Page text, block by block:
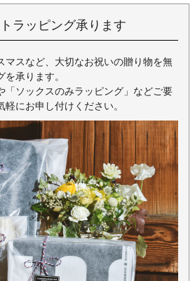
ラッピング承ります
マスなど、大切なお祝いの贈り物を無
承ります。
「ソックスのみラッピング」などご要
にお申し付けください。